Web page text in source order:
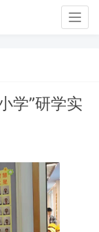
学”研学实